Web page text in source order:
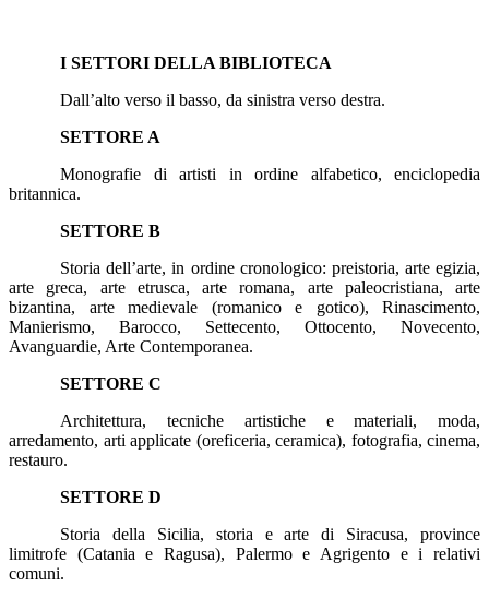
I SETTORI DELLA BIBLIOTECA
Dall’alto verso il basso, da sinistra verso destra.
SETTORE A
Monografie di artisti in ordine alfabetico, enciclopedia
britannica.
SETTORE B
Storia dell’arte, in ordine cronologico: preistoria, arte egizia,
arte greca, arte etrusca, arte romana, arte paleocristiana, arte
bizantina, arte medievale (romanico e gotico), Rinascimento,
Manierismo, Barocco, Settecento, Ottocento, Novecento,
Avanguardie, Arte Contemporanea.
SETTORE C
Architettura, tecniche artistiche e materiali, moda,
arredamento, arti applicate (oreficeria, ceramica), fotografia, cinema,
restauro.
SETTORE D
Storia della Sicilia, storia e arte di Siracusa, province
limitrofe (Catania e Ragusa), Palermo e Agrigento e i relativi
comuni.